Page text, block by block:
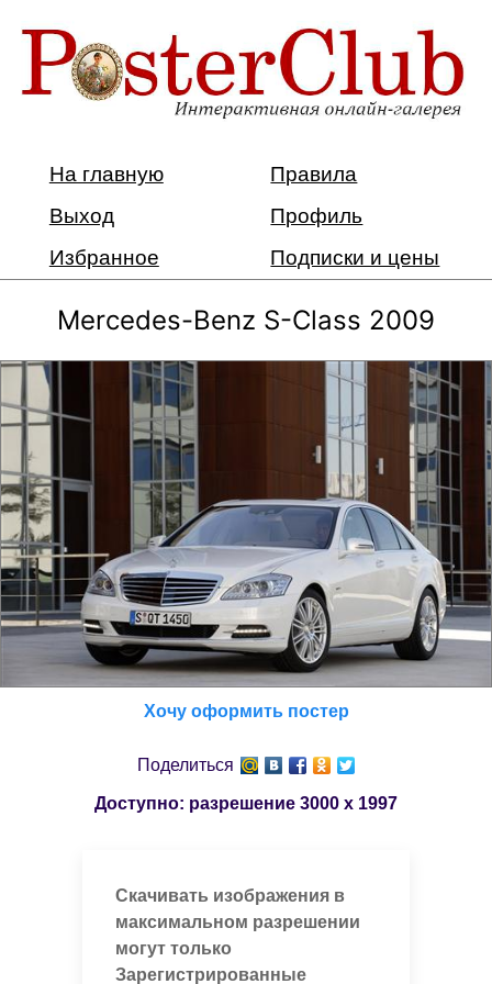
На главную
Правила
Выход
Профиль
Избранное
Подписки и цены
Mercedes-Benz S-Class 2009
Хочу оформить постер
Поделиться
Доступно: разрешение 3000 x 1997
Скачивать изображения в
максимальном разрешении
могут только
Зарегистрированные